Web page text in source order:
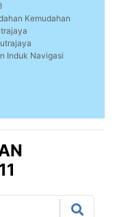
Kemudahan
Induk Navigasi